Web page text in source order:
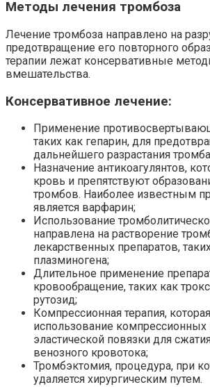
Методы лечения тромбоза
Лечение тромбоза направлено на
предотвращение его повторного
терапии лежат консервативные
вмешательства.
Консервативное лечение:
Применение
таких как гепарин, для
дальнейшего разрастания
Назначение антикоагулянтов,
кровь и препятствуют
тромбов. Наиболее известным
является варфарин;
Использование
направлена на растворение
лекарственных препаратов,
плазминогена;
Длительное применение
кровообращение, таких как
рутозид;
Компрессионная терапия,
использование
эластической повязки для
венозного кровотока;
Тромбэктомия, процедура, при
удаляется хирургическим путем.